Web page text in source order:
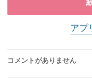
アプ
コメントがありません